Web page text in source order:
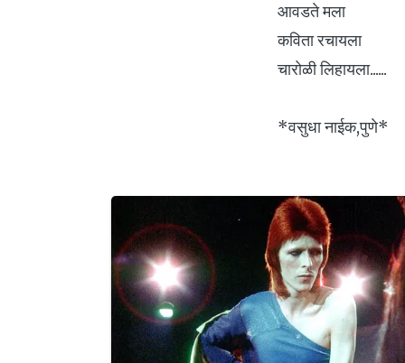
आवडते मला
कविता रचायला
चारोळी लिहायला......
*वसुधा नाईक,पुणे*